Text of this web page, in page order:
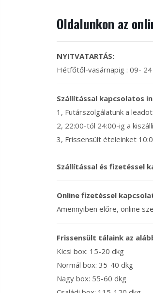
Oldalunkon az
NYITVATARTÁS:
Hétfőtől-vasárnapig : 09-
Szállítással kapcsolatos
1, Futárszolgálatunk a
2, 22:00-tól 24:00-ig a
3, Frissensült ételeinket
Szállítással és fizetéssel
Online fizetéssel
Amennyiben előre, online
Frissensült tálaink az
Kicsi box: 15-20 dkg
Normál box: 35-40 dkg
Nagy box: 55-60 dkg